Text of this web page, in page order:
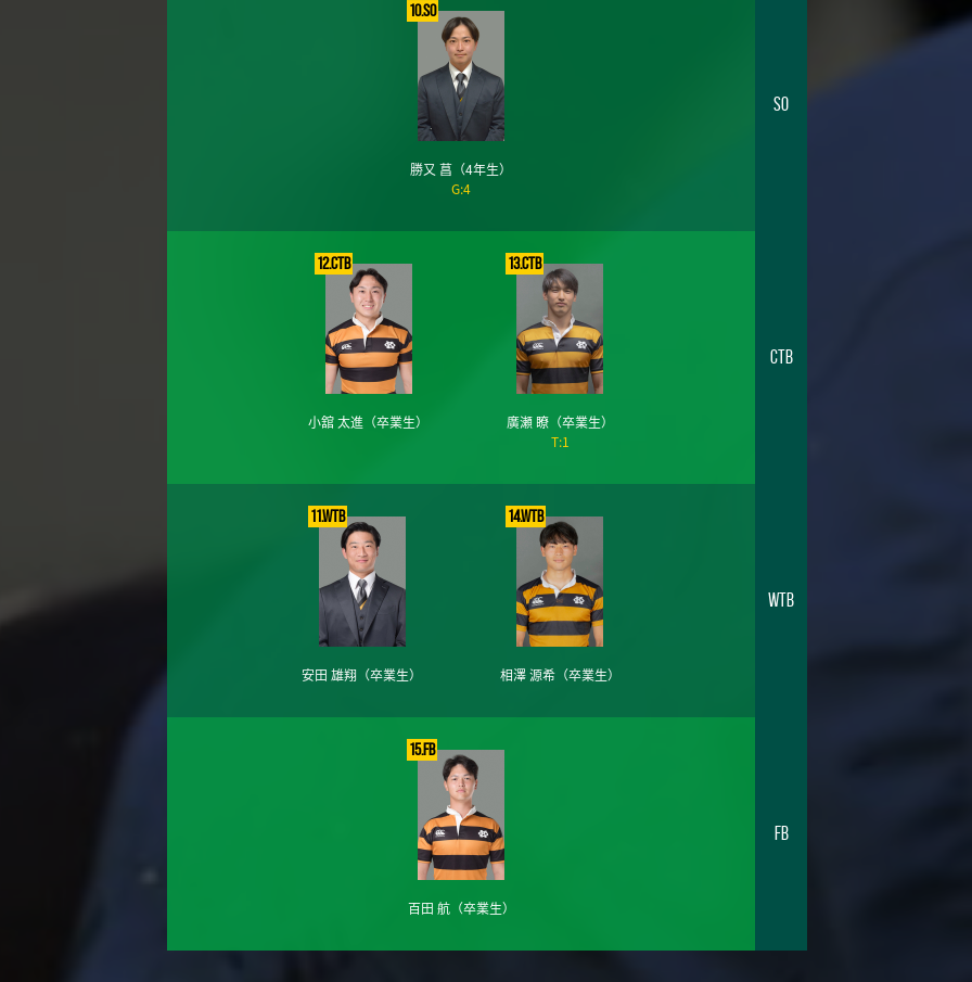
10.SO
勝又 菖 （4年生）
G:4
SO
12.CTB
小舘 太進 （卒業生）
13.CTB
廣瀬 瞭（卒業生）
T:1
CTB
11.WTB
安田 雄翔 （卒業生）
14.WTB
相澤 源希（卒業生）
WTB
15.FB
百田 航（卒業生）
FB